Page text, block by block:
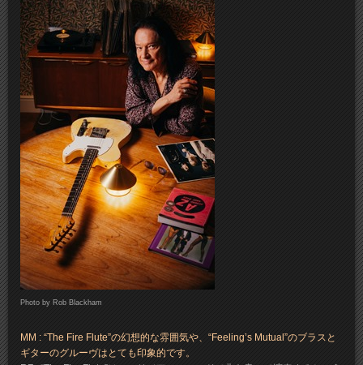
Photo by Rob Blackham
MM : “The Fire Flute”の幻想的な雰囲気や、“Feeling’s Mutual”のブラスと
ギターのグルーヴはとても印象的です。